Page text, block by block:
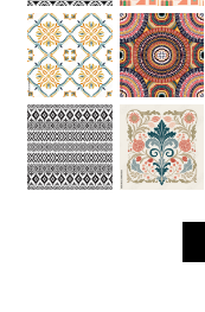
MATÉRIEL
Voir
Les